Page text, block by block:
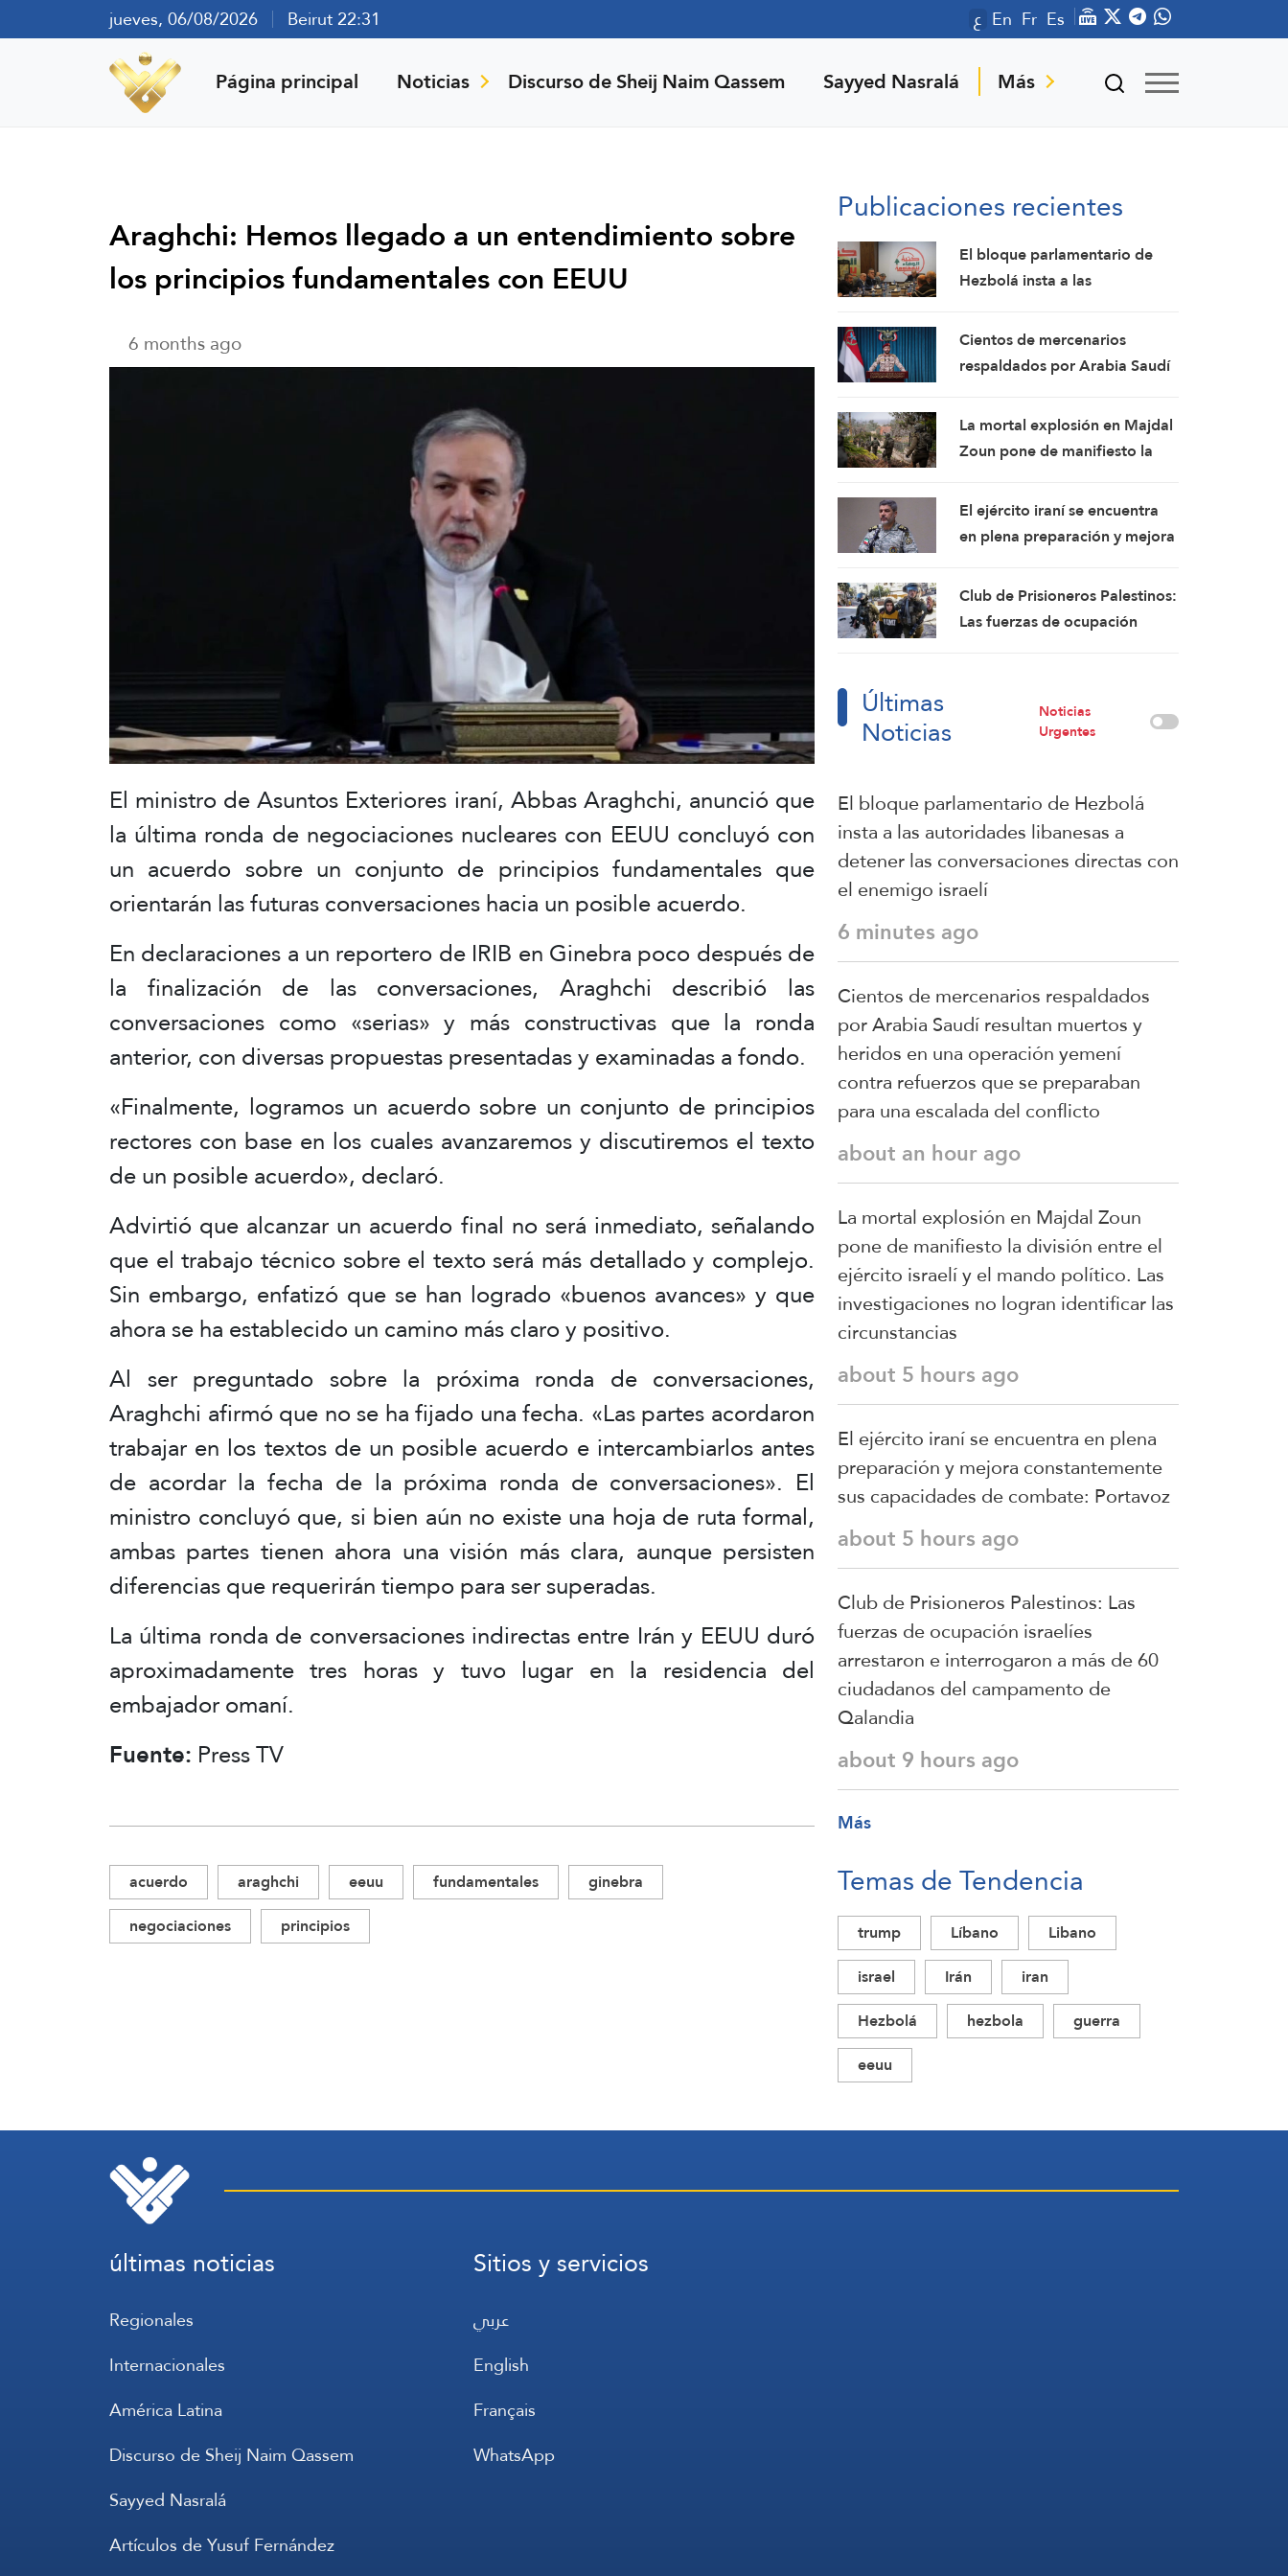
jueves, 06/08/2026 Beirut 22:31 ع En Fr Es
Página principal Noticias Discurso de Sheij Naim Qassem Sayyed Nasralá Más
Araghchi: Hemos llegado a un entendimiento sobre
los principios fundamentales con EEUU
6 months ago
El ministro de Asuntos Exteriores iraní, Abbas Araghchi, anunció que
la última ronda de negociaciones nucleares con EEUU concluyó con
un acuerdo sobre un conjunto de principios fundamentales que
orientarán las futuras conversaciones hacia un posible acuerdo.
En declaraciones a un reportero de IRIB en Ginebra poco después de
la finalización de las conversaciones, Araghchi describió las
conversaciones como «serias» y más constructivas que la ronda
anterior, con diversas propuestas presentadas y examinadas a fondo.
«Finalmente, logramos un acuerdo sobre un conjunto de principios
rectores con base en los cuales avanzaremos y discutiremos el texto
de un posible acuerdo», declaró.
Advirtió que alcanzar un acuerdo final no será inmediato, señalando
que el trabajo técnico sobre el texto será más detallado y complejo.
Sin embargo, enfatizó que se han logrado «buenos avances» y que
ahora se ha establecido un camino más claro y positivo.
Al ser preguntado sobre la próxima ronda de conversaciones,
Araghchi afirmó que no se ha fijado una fecha. «Las partes acordaron
trabajar en los textos de un posible acuerdo e intercambiarlos antes
de acordar la fecha de la próxima ronda de conversaciones». El
ministro concluyó que, si bien aún no existe una hoja de ruta formal,
ambas partes tienen ahora una visión más clara, aunque persisten
diferencias que requerirán tiempo para ser superadas.
La última ronda de conversaciones indirectas entre Irán y EEUU duró
aproximadamente tres horas y tuvo lugar en la residencia del
embajador omaní.
Fuente: Press TV
acuerdo araghchi eeuu fundamentales
ginebra
negociaciones
principios
Publicaciones recientes
El bloque parlamentario de
Hezbolá insta a las
detener las conversaciones
directas con el enemigo israelí
Cientos de mercenarios
respaldados por Arabia Saudí
una operación yemení contra
refuerzos que se preparaban
para una escalada del
La mortal explosión en Majdal
Zoun pone de manifiesto la
y el mando político. Las
investigaciones no logran
identificar las circunstancias
El ejército iraní se encuentra
en plena preparación y mejora
capacidades de combate:
Portavoz
Club de Prisioneros Palestinos:
Las fuerzas de ocupación
ciudadanos del campamento
de Qalandia
Últimas
Noticias
Noticias
Urgentes
El bloque parlamentario de Hezbolá
insta a las autoridades libanesas a
detener las conversaciones directas con
el enemigo israelí
6 minutes ago
Cientos de mercenarios respaldados
por Arabia Saudí resultan muertos y
heridos en una operación yemení
contra refuerzos que se preparaban
para una escalada del conflicto
about an hour ago
La mortal explosión en Majdal Zoun
pone de manifiesto la división entre el
ejército israelí y el mando político. Las
investigaciones no logran identificar las
circunstancias
about 5 hours ago
El ejército iraní se encuentra en plena
preparación y mejora constantemente
sus capacidades de combate: Portavoz
about 5 hours ago
Club de Prisioneros Palestinos: Las
fuerzas de ocupación israelíes
arrestaron e interrogaron a más de 60
ciudadanos del campamento de
Qalandia
about 9 hours ago
Más
Temas de Tendencia
trump Líbano
Libano
israel
Irán
iran
Hezbolá
hezbola
guerra
eeuu
últimas noticias
Regionales
Internacionales
América Latina
Discurso de Sheij Naim Qassem
Sayyed Nasralá
Artículos de Yusuf Fernández
Sitios y servicios
عربي
English
Français
WhatsApp